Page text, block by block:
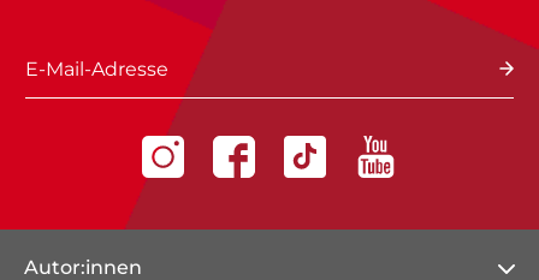
E-Mail-Adresse
Autor:innen